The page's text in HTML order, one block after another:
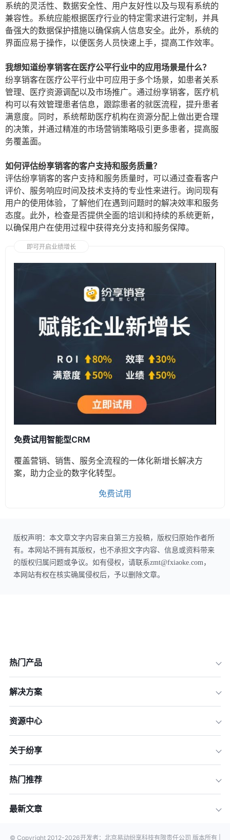
系统的灵活性、数据安全性、用户友好性以及与现有系统的
兼容性。系统应能根据医疗行业的特定需求进行定制，并具
备强大的数据保护措施以确保病人信息安全。此外，系统的
界面应易于操作，以便医务人员快速上手，提高工作效率。
我想知道纷享销客在医疗公平行业中的应用场景是什么？
纷享销客在医疗公平行业中可应用于多个场景，如患者关系
管理、医疗资源调配以及市场推广。通过纷享销客，医疗机
构可以有效管理患者信息，跟踪患者的就医流程，提升患者
满意度。同时，系统帮助医疗机构在资源分配上做出更合理
的决策，并通过精准的市场营销策略吸引更多患者，提高服
务覆盖面。
如何评估纷享销客的客户支持和服务质量？
评估纷享销客的客户支持和服务质量时，可以通过查看客户
评价、服务响应时间及技术支持的专业性来进行。询问现有
用户的使用体验，了解他们在遇到问题时的解决效率和服务
态度。此外，检查是否提供全面的培训和持续的系统更新，
以确保用户在使用过程中获得充分支持和服务保障。
即可开启业绩增长
免费试用智能型CRM
覆盖营销、销售、服务全流程的一体化新增长解决方
案，助力企业的数字化转型。
免费试用
版权声明：本文章文字内容来自第三方投稿，版权归原始作者所
有。本网站不拥有其版权，也不承担文字内容、信息或资料带来
的版权归属问题或争议。如有侵权，请联系zmt@fxiaoke.com，
本网站有权在核实确属侵权后，予以删除文章。
热门产品
解决方案
资源中心
关于纷享
热门推荐
最新文章
© Copyright 2012-2026开发者：北京易动纷享科技有限责任公司 版本所有 |